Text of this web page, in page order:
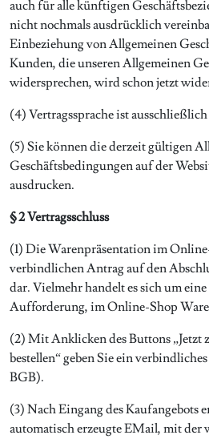
auch für alle künftigen
nicht nochmals ausdrücklich
Einbeziehung von Allgemeinen
Kunden, die unseren Allgemeinen
widersprechen, wird schon jetzt
(4) Vertragssprache ist
(5) Sie können die derzeit gültigen
Geschäftsbedingungen auf der
ausdrucken.
§ 2 Vertragsschluss
(1) Die Warenpräsentation im
verbindlichen Antrag auf den
dar. Vielmehr handelt es sich um
Aufforderung, im Online-Shop
(2) Mit Anklicken des Buttons
bestellen“ geben Sie ein
BGB).
(3) Nach Eingang des Kaufangebots
automatisch erzeugte EMail, mit der